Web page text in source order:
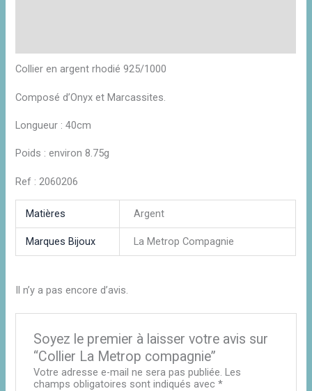
Collier en argent rhodié 925/1000
Composé d’Onyx et Marcassites.
Longueur : 40cm
Poids : environ 8.75g
Ref : 2060206
Matières Argent
Marques Bijoux La Metrop Compagnie
Il n’y a pas encore d’avis.
Soyez le premier à laisser votre avis sur
“Collier La Metrop compagnie”
Votre adresse e-mail ne sera pas publiée. Les
champs obligatoires sont indiqués avec *